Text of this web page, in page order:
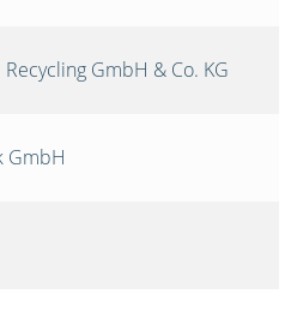
GmbH & Co. KG
GmbH